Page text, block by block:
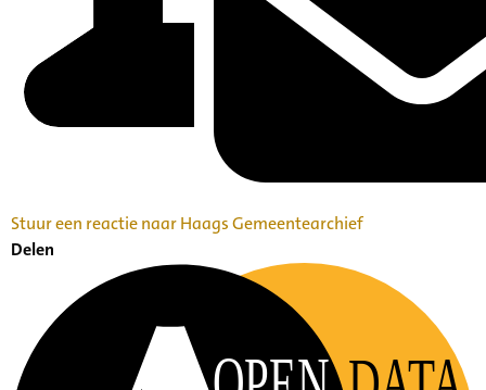
Stuur een reactie naar Haags Gemeentearchief
Delen